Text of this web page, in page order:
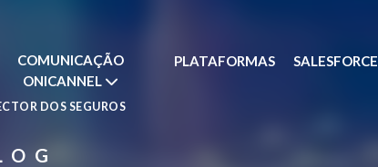
COMUNICAÇÃO
ONICANNEL
PLATAFORMAS SALESFORCE
DOS SEGUROS